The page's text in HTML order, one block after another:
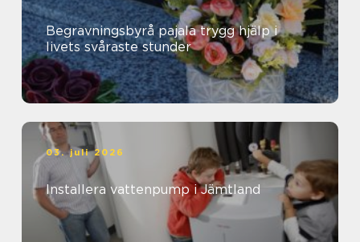
Begravningsbyrå pajala trygg hjälp i
livets svåraste stunder
03. juli 2026
Installera vattenpump i Jämtland